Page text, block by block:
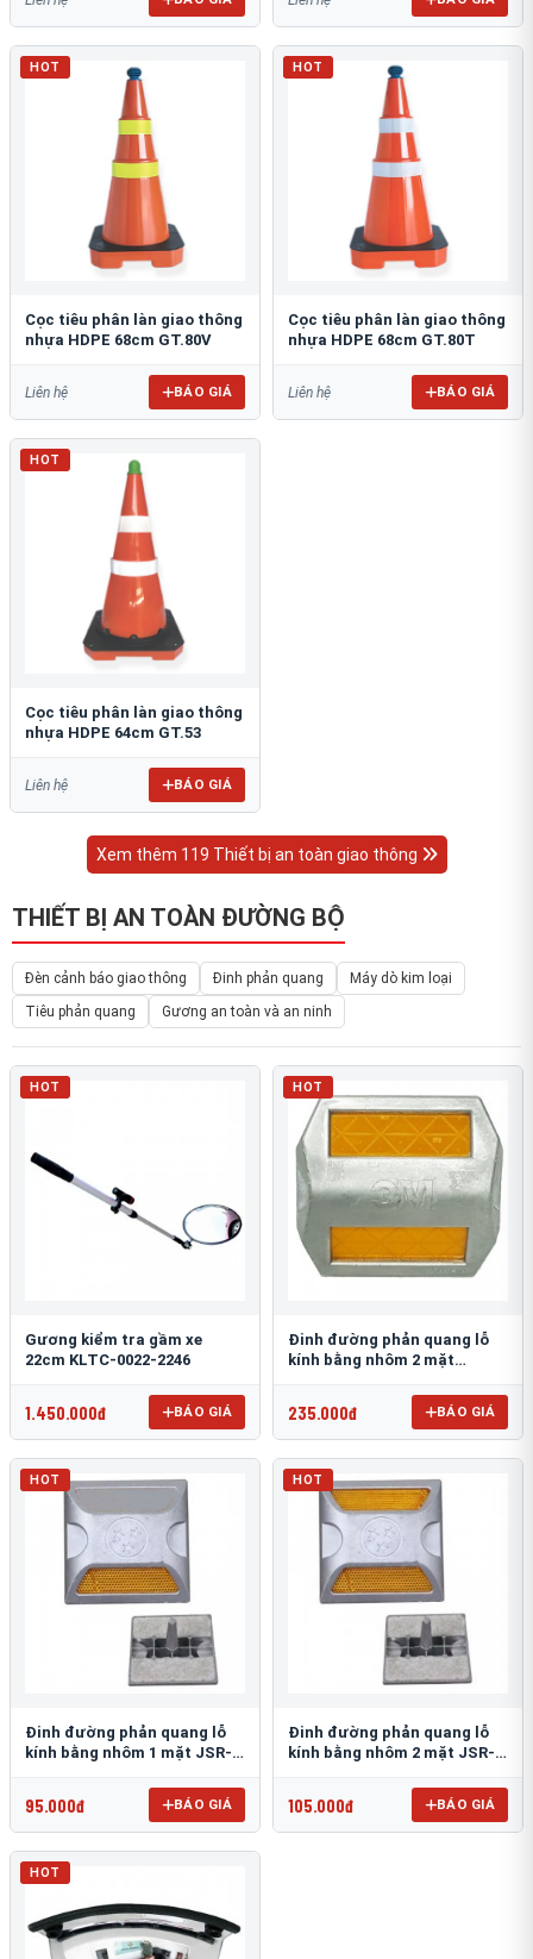
HOT
Cọc tiêu phân làn giao thông
nhựa HDPE 68cm GT.80V
Liên hệ BÁO GIÁ
HOT
Cọc tiêu phân làn giao thông
nhựa HDPE 68cm GT.80T
Liên hệ BÁO GIÁ
HOT
Cọc tiêu phân làn giao thông
nhựa HDPE 64cm GT.53
Liên hệ BÁO GIÁ
Xem thêm 119 Thiết bị an toàn giao thông
THIẾT BỊ AN TOÀN ĐƯỜNG BỘ
Đèn cảnh báo giao thông Đinh phản quang
Máy dò kim loại
Tiêu phản quang
Gương an toàn và an ninh
HOT
Gương kiểm tra gầm xe
22cm KLTC-0022-2246
1.450.000đ BÁO GIÁ
HOT
Đinh đường phản quang lỗ
kính bằng nhôm 2 mặt
235.000đ BÁO GIÁ
HOT
Đinh đường phản quang lỗ
kính bằng nhôm 1 mặt JSR-
95.000đ BÁO GIÁ
HOT
Đinh đường phản quang lỗ
kính bằng nhôm 2 mặt JSR-
105.000đ BÁO GIÁ
HOT